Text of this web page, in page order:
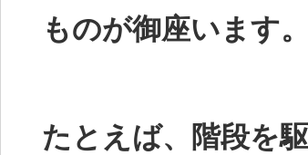
ものが御座います。
たとえば、階段を